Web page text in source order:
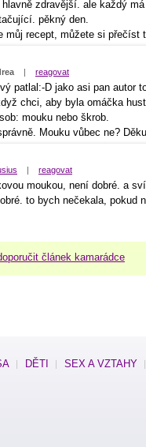
zdravější. ale každý
pěkný den.
můj recept, můžete si přečíst
| reagovat
patlal:-D jako asi pan autor
chci, aby byla omáčka
mouku nebo škrob.
Mouku vůbec ne?
| reagovat
moukou, není dobré. a
to bych nečekala, pokud
článek kamarádce
DĚTI SEX A VZTAHY